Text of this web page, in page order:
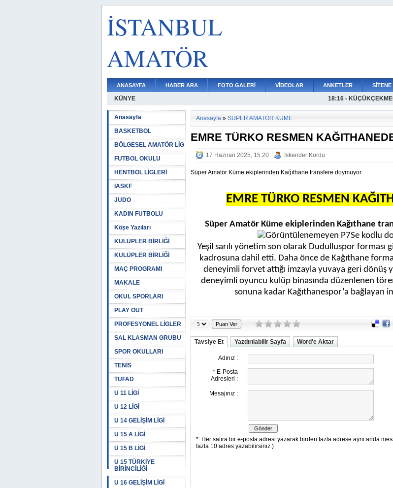
İSTANBUL
AMATÖR
ANASAYFA HABER ARA FOTO GALERİ VİDEOLAR ANKETLER SİTENE
KÜNYE
18:34 - ÖNDER
18:16 -
18:11 - ENES
17:46 - OSMAN
17:34 - K.ÇEKMECE
17:25 - ALLAH
16:53 - YÜZDE 333E
16:40 -
16:23 -
16:01 - AMATÖR
15:04 -
Anasayfa
BASKETBOL
BÖLGESEL AMATÖR LİG
FUTBOL OKULU
HENTBOL LİGLERİ
İASKF
JUDO
KADIN FUTBOLU
Köşe Yazıları
KULÜPLER BİRLİĞİ
KULÜPLER BİRLİĞİ
MAÇ PROGRAMI
MAKALE
OKUL SPORLARI
PLAY OUT
PROFESYONEL LİGLER
SAL KLASMAN GRUBU
SPOR OKULLARI
TENİS
TÜFAD
U 11 LİGİ
U 12 LİGİ
U 14 GELİŞİM LİGİ
U 15 A LİGİ
U 15 B LİGİ
U 15 TÜRKİYE
BİRİNCİLİĞİ
U 16 GELİŞİM LİGİ
Anasayfa » SÜPER AMATÖR KÜME
EMRE TÜRKO RESMEN
17 Haziran 2025, 15:20 İskender Kordu
Süper Amatör Küme ekiplerinden Kağıthane transfere doymuyor.
EMRE TÜRKO RESMEN
Süper Amatör Küme ekiplerinden Kağıthane
Yeşil sarılı yönetim son olarak Dudulluspor forması
kadrosuna dahil etti. Daha önce de Kağıthane
deneyimli forvet attığı imzayla yuvaya geri dönüş
deneyimli oyuncu kulüp binasında düzenlenen
sonuna kadar Kağıthanespor’a bağlayan
Tavsiye Et Yazdırılabilir Sayfa Word'e Aktar